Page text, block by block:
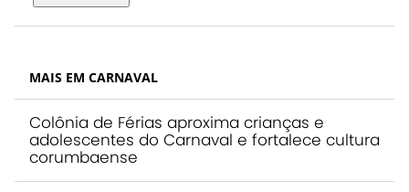
MAIS EM CARNAVAL
Colônia de Férias aproxima crianças e
adolescentes do Carnaval e fortalece cultura
corumbaense